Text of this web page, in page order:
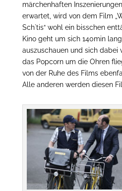
märchenhaften
erwartet, wird von dem Film
Sch`tis“ wohl ein bisschen
Kino geht um sich 140min
auszuschauen und sich dabei
das Popcorn um die Ohren
von der Ruhe des Films
Alle anderen werden diesen